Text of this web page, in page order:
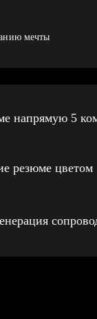
мечты
напрямую 5
резюме цветом